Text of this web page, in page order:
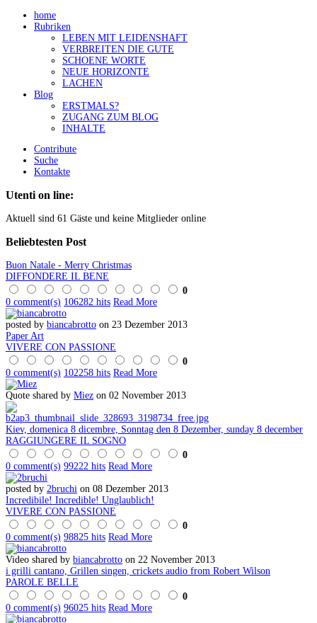
home
Rubriken
LEBEN MIT LEIDENSHAFT
VERBREITEN DIE GUTE
SCHOENE WORTE
NEUE HORIZONTE
LACHEN
Blog
ERSTMALS?
ZUGANG ZUM BLOG
INHALTE
Contribute
Suche
Kontakte
Utenti on line:
Aktuell sind 61 Gäste und keine Mitglieder online
Beliebtesten Post
Buon Natale - Merry Christmas
DIFFONDERE IL BENE
0
0 comment(s) 106282 hits Read More
posted by biancabrotto on 23 Dezember 2013
Paper Art
VIVERE CON PASSIONE
0
0 comment(s) 102258 hits Read More
Quote shared by Miez on 02 November 2013
Kiev, domenica 8 dicembre, Sonntag den 8 Dezember, sunday 8 december
RAGGIUNGERE IL SOGNO
0
0 comment(s) 99222 hits Read More
posted by 2bruchi on 08 Dezember 2013
Incredibile! Incredible! Unglaublich!
VIVERE CON PASSIONE
0
0 comment(s) 98825 hits Read More
Video shared by biancabrotto on 22 November 2013
i grilli cantano, Grillen singen, crickets audio from Robert Wilson
PAROLE BELLE
0
0 comment(s) 96025 hits Read More